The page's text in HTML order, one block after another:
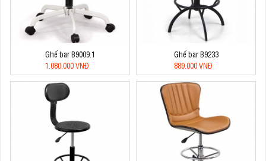
Ghế bar B9009.1
1.080.000 VNĐ
Ghế bar B9233
889.000 VNĐ